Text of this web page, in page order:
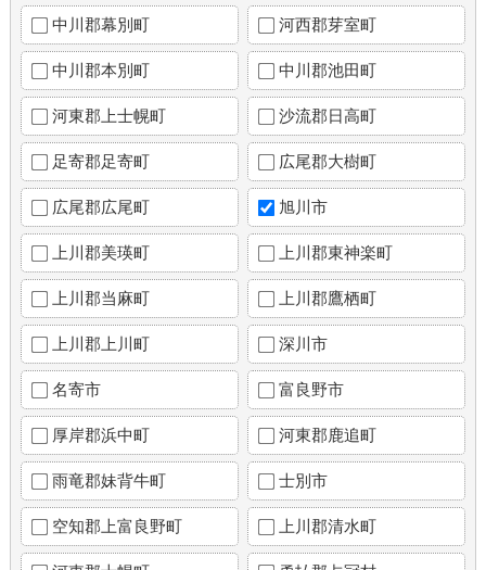
中川郡幕別町 河西郡芽室町
中川郡本別町 中川郡池田町
河東郡上士幌町 沙流郡日高町
足寄郡足寄町 広尾郡大樹町
広尾郡広尾町 旭川市
上川郡美瑛町 上川郡東神楽町
上川郡当麻町 上川郡鷹栖町
上川郡上川町 深川市
名寄市 富良野市
厚岸郡浜中町 河東郡鹿追町
雨竜郡妹背牛町 士別市
空知郡上富良野町 上川郡清水町